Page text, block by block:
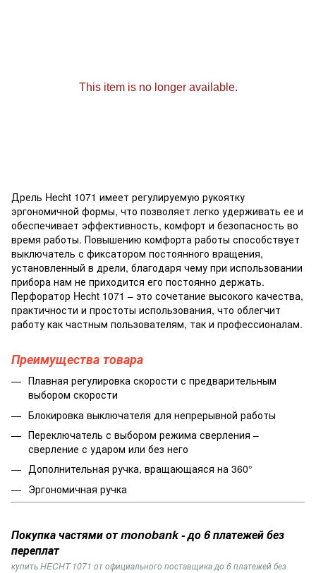
Дрель Hecht 1071 имеет регулируемую рукоятку
эргономичной формы, что позволяет легко удерживать ее и
обеспечивает эффективность, комфорт и безопасность во
время работы. Повышению комфорта работы способствует
выключатель с фиксатором постоянного вращения,
установленный в дрели, благодаря чему при использовании
прибора нам не приходится его постоянно держать.
Перфоратор Hecht 1071 – это сочетание высокого качества,
практичности и простоты использования, что облегчит
работу как частным пользователям, так и профессионалам.
Преимущества товара
Плавная регулировка скорости с предварительным
выбором скорости
Блокировка выключателя для непрерывной работы
Переключатель с выбором режима сверления –
сверление с ударом или без него
Дополнительная ручка, вращающаяся на 360°
Эргономичная ручка
Покупка частями от monobank - до 6 платежей без
переплат
купить HECHT 1071 от официального поставщика до 6 платежей без